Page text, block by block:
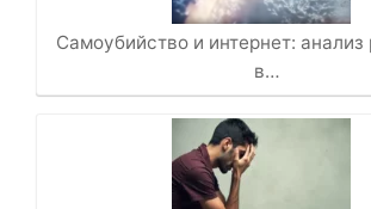
Самоубийство и интернет: анализ
в…